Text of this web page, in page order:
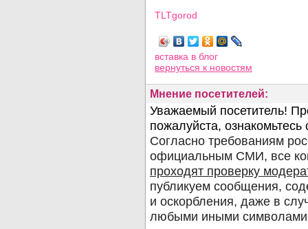
TLTgorod
вставка в блог
вернуться к новостям
Мнение посетителей: